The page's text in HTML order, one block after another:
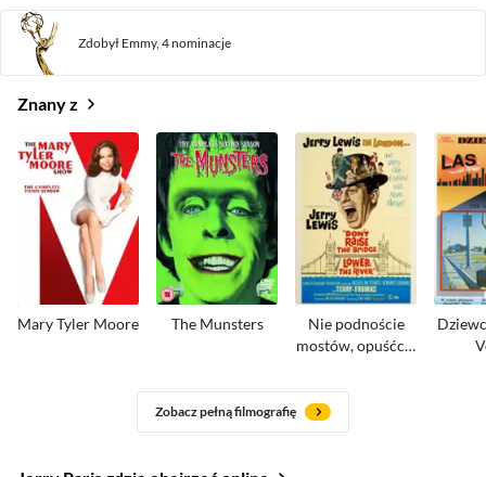
Zdobył Emmy, 4 nominacje
Znany z
Mary Tyler Moore The Munsters
Nie podnoście
mostów, opuśćcie
Zobacz pełną filmografię